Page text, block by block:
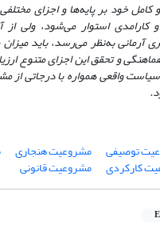
خود بر پایهها و اجزای
کارامدی استوار میشود، ولی از
آرمانی بهنظر میرسد، باید
و تحقق این اجزای متنوع
واقعی همواره با درجاتی از
توصیفی مشروعیت هنجاری
کارکردی مشروعیت قانونی